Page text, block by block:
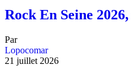
Rock En Seine
Par
Lopocomar
21 juillet 2026